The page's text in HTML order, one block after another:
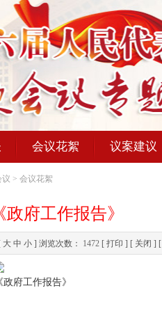
会议花絮 议案建议
> 会议花絮
府工作报告》
大 中 小] 浏览次数： 1472 [ 打印 ] [ 关闭 ] [
府工作报告》